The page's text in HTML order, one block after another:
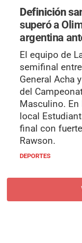
Definición
superó a
argentina
El equipo de
semifinal
General Acha
del
Masculino. En
local
final con
Rawson.
DEPORTES